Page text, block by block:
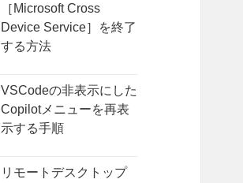
［Microsoft Cross
Device Service］を終了
する方法
VSCodeの非表示にした
Copilotメニューを再表
示する手順
リモートデスクトップ